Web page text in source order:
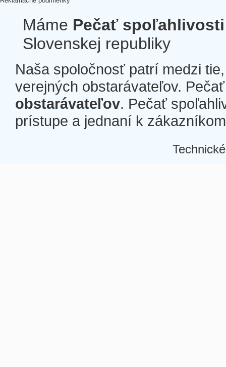
Máme Pečať spoľahlivosti
Slovenskej republiky
Naša spoločnosť patrí medzi
verejných obstarávateľov.
obstarávateľov. Pečať
prístupe a jednaní k